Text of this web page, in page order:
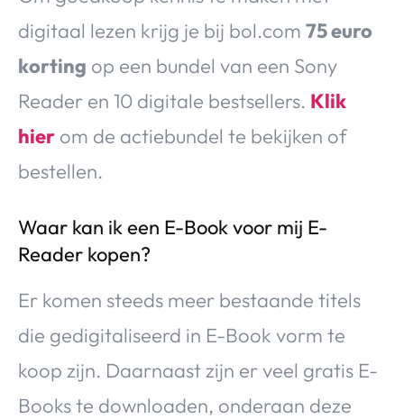
digitaal lezen krijg je bij bol.com 75 euro
korting op een bundel van een Sony
Reader en 10 digitale bestsellers. Klik
hier om de actiebundel te bekijken of
bestellen.
Waar kan ik een E-Book voor mij E-
Reader kopen?
Er komen steeds meer bestaande titels
die gedigitaliseerd in E-Book vorm te
koop zijn. Daarnaast zijn er veel gratis E-
Books te downloaden, onderaan deze